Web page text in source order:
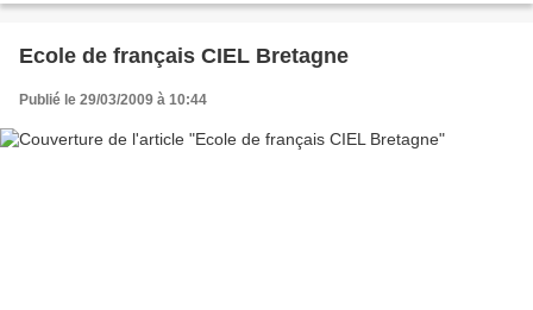
Ecole de français CIEL Bretagne
Publié le 29/03/2009 à 10:44